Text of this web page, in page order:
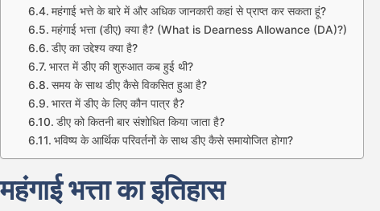
महंगाई भत्ते के बारे में और अधिक जानकारी कहां से प्राप्त कर सकता हूं?
महंगाई भत्ता (डीए) क्या है? (What is Dearness Allowance (DA)?)
डीए का उद्देश्य क्या है?
भारत में डीए की शुरुआत कब हुई थी?
समय के साथ डीए कैसे विकसित हुआ है?
भारत में डीए के लिए कौन पात्र है?
डीए को कितनी बार संशोधित किया जाता है?
भविष्य के आर्थिक परिवर्तनों के साथ डीए कैसे समायोजित होगा?
महंगाई भत्ता का इतिहास